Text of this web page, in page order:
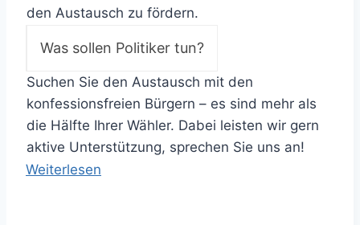
den Austausch zu fördern.
Was sollen Politiker tun?
Suchen Sie den Austausch mit den
konfessionsfreien Bürgern – es sind mehr als
die Hälfte Ihrer Wähler. Dabei leisten wir gern
aktive Unterstützung, sprechen Sie uns an!
Weiterlesen